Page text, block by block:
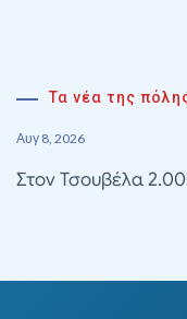
Τα νέα της
Αυγ 8, 2026
Στον Τσουβέλα